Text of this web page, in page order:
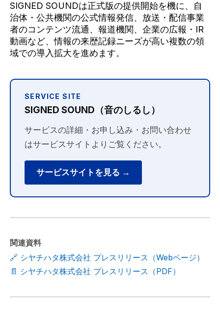
SIGNED SOUNDは正式版の提供開始を機に、自
治体・公共機関の公式情報発信、放送・配信事業
者のコンテンツ流通、報道機関、企業の広報・IR
動画など、情報の来歴記録ニーズが高い複数の領
域での導入拡大を進めます。
SERVICE SITE
SIGNED SOUND（音のしるし）
サービスの詳細・お申し込み・お問い合わせ
はサービスサイトよりご覧ください。
サービスサイトを見る →
関連資料
🔗 シヤチハタ株式会社 プレスリリース（Webページ）
📄 シヤチハタ株式会社 プレスリリース（PDF）